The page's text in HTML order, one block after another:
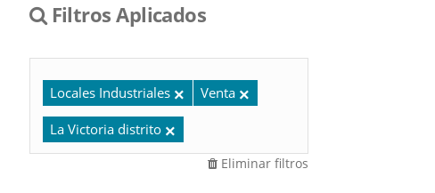
Filtros Aplicados
Locales Industriales Venta
La Victoria distrito
Eliminar filtros